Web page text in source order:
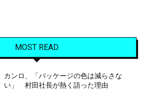
MOST READ
カンロ、「パッケージの色は減らさな
い」 村田社長が熱く語った理由